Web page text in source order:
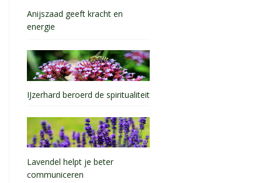
Anijszaad geeft kracht en
energie
IJzerhard beroerd de spiritualiteit
Lavendel helpt je beter
communiceren